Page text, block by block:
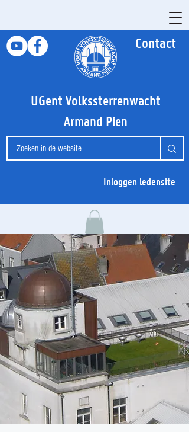
Contact
UGent Volkssterrenwacht
Armand Pien
Inloggen ledensite